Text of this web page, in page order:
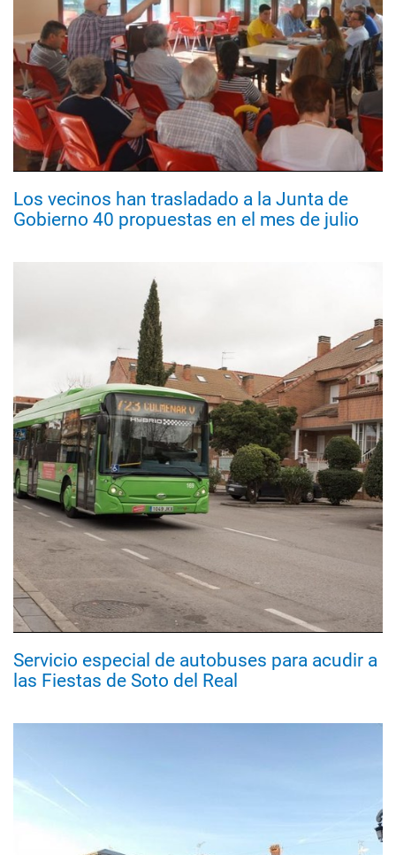
Los vecinos han trasladado a la Junta de
Gobierno 40 propuestas en el mes de julio
Servicio especial de autobuses para acudir a
las Fiestas de Soto del Real